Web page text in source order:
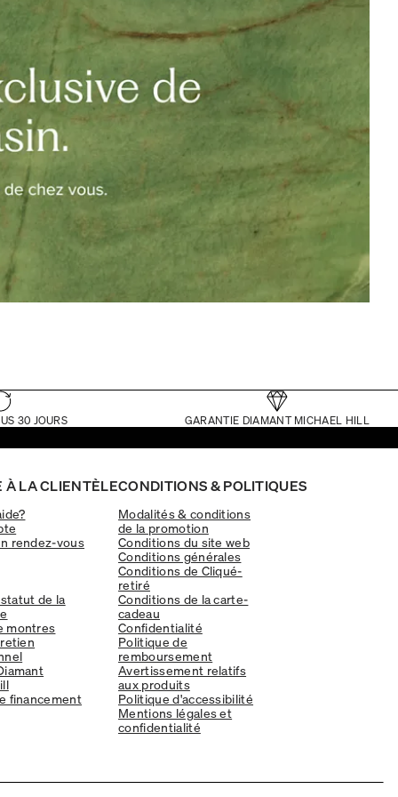
30 JOURS GARANTIE DIAMANT MICHAEL HILL
À LA CLIENTÈLE
rendez-vous
de la
montres
financement
CONDITIONS & POLITIQUES
Modalités & conditions
de la promotion
Conditions du site web
Conditions générales
Conditions de Cliqué-
retiré
Conditions de la carte-
cadeau
Confidentialité
Politique de
remboursement
Avertissement relatifs
aux produits
Politique d'accessibilité
Mentions légales et
confidentialité